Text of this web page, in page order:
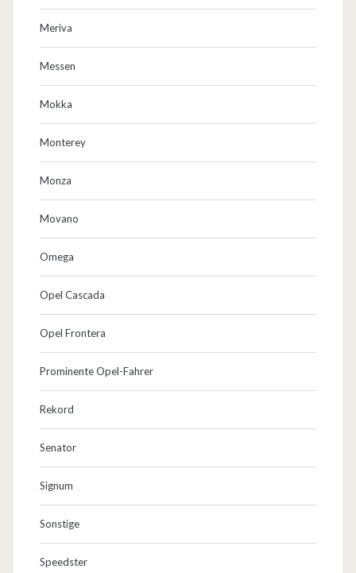
Meriva
Messen
Mokka
Monterey
Monza
Movano
Omega
Opel Cascada
Opel Frontera
Prominente Opel-Fahrer
Rekord
Senator
Signum
Sonstige
Speedster